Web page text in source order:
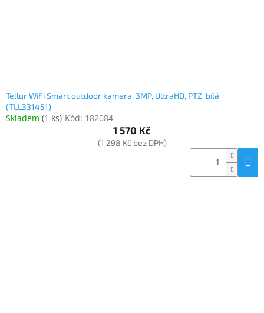
Tellur WiFi Smart outdoor kamera, 3MP, UltraHD, PTZ, bílá
(TLL331451)
Skladem (1 ks) Kód: 182084
1 570 Kč
(1 298 Kč bez DPH)